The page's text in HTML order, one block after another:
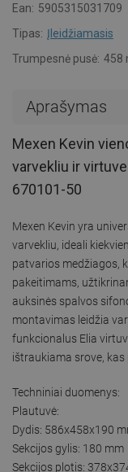
Ean: 5905315031709
Tipas: Įleidžiamasis
Trumpesnė pusė: 458
Aprašymas
Mexen Kevin
varvekliu ir
670101-50
Mexen Kevin yra
varvekliu, ideali
patvarios medžiagos,
pakeitimams,
auksinės spalvos
montavimas leidžia
funkcionalus Elia
ištraukiama srove,
Techniniai duomenys:
Plautuvė:
Dydis: 586x458x190
Sekcijos gylis: 180 mm
Sekcijos plotis: